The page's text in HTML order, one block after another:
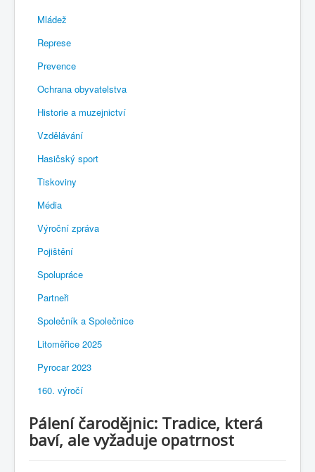
Mládež
Represe
Prevence
Ochrana obyvatelstva
Historie a muzejnictví
Vzdělávání
Hasičský sport
Tiskoviny
Média
Výroční zpráva
Pojištění
Spolupráce
Partneři
Společník a Společnice
Litoměřice 2025
Pyrocar 2023
160. výročí
Pálení čarodějnic: Tradice, která
baví, ale vyžaduje opatrnost